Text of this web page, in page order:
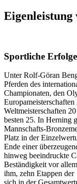
Eigenleistung
Sportliche Erfolge
Unter Rolf-Göran
Pferden des
Championaten, den
Weltmeisterschaften
besten 25. In Herning
Mannschafts-
Platz in der
Ende einer
hinweg beeindruckte
Beständigkeit vor
ihm, zehn Etappen